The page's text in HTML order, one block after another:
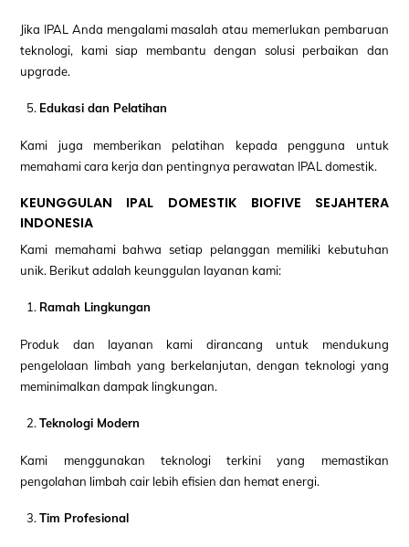
Jika IPAL Anda mengalami masalah atau memerlukan pembaruan
teknologi, kami siap membantu dengan solusi perbaikan dan
upgrade.
Edukasi dan Pelatihan
Kami juga memberikan pelatihan kepada pengguna untuk
memahami cara kerja dan pentingnya perawatan IPAL domestik.
KEUNGGULAN IPAL DOMESTIK BIOFIVE SEJAHTERA
INDONESIA
Kami memahami bahwa setiap pelanggan memiliki kebutuhan
unik. Berikut adalah keunggulan layanan kami:
Ramah Lingkungan
Produk dan layanan kami dirancang untuk mendukung
pengelolaan limbah yang berkelanjutan, dengan teknologi yang
meminimalkan dampak lingkungan.
Teknologi Modern
Kami menggunakan teknologi terkini yang memastikan
pengolahan limbah cair lebih efisien dan hemat energi.
Tim Profesional